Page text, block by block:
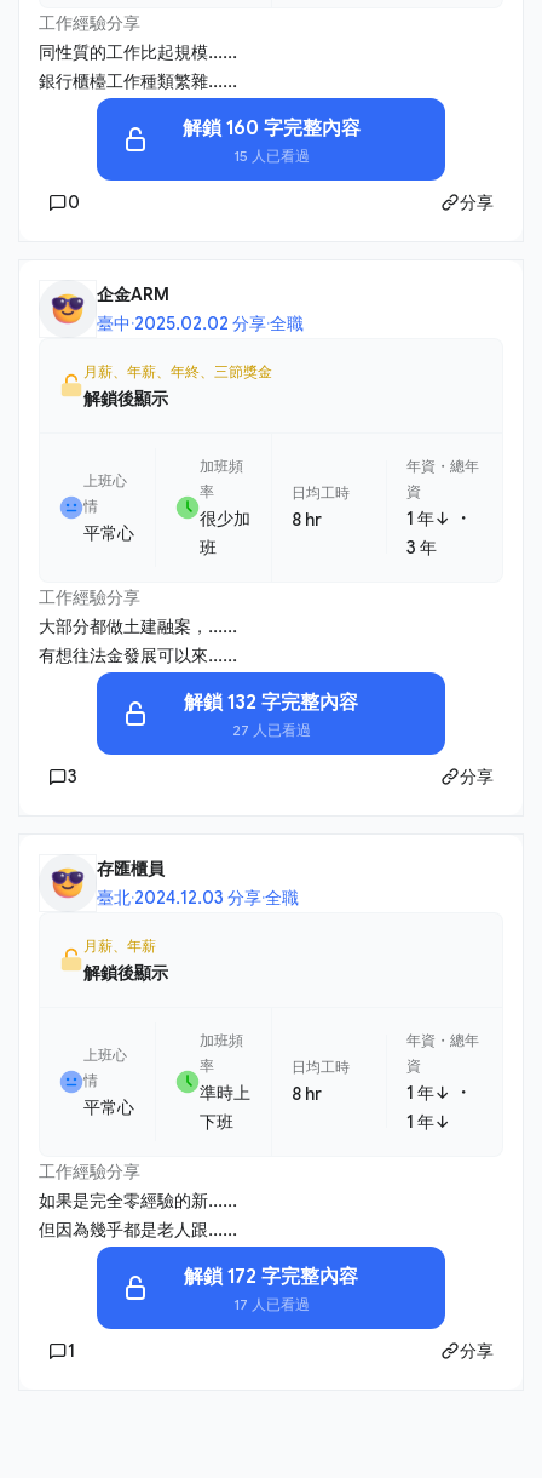
工作經驗分享
同性質的工作比起規模......
銀行櫃檯工作種類繁雜......
解鎖 160 字完整內容
15 人已看過
0 分享
企金ARM
臺中·2025.02.02 分享·全職
月薪、年薪、年終、三節獎金
解鎖後顯示
上班心
情
平常心
加班頻
率
很少加
班
日均工時
8 hr
年資・總年
資
1 年↓ ・
3 年
工作經驗分享
大部分都做土建融案，......
有想往法金發展可以來......
解鎖 132 字完整內容
27 人已看過
3 分享
存匯櫃員
臺北·2024.12.03 分享·全職
月薪、年薪
解鎖後顯示
上班心
情
平常心
加班頻
率
準時上
下班
日均工時
8 hr
年資・總年
資
1 年↓ ・
1 年↓
工作經驗分享
如果是完全零經驗的新......
但因為幾乎都是老人跟......
解鎖 172 字完整內容
17 人已看過
1 分享